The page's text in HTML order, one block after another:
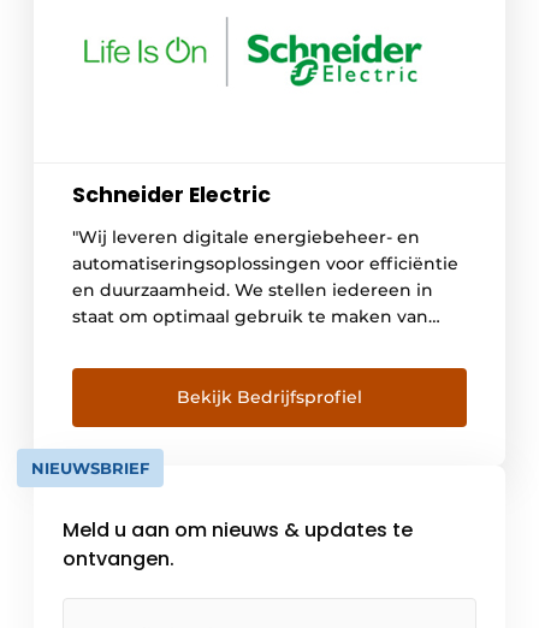
Schneider Electric
"Wij leveren digitale energiebeheer- en
automatiseringsoplossingen voor efficiëntie
en duurzaamheid. We stellen iedereen in
staat om optimaal gebruik te maken van
altijd en overal geldt voor iedereen."
Bekijk Bedrijfsprofiel
NIEUWSBRIEF
Meld u aan om nieuws & updates te
ontvangen.